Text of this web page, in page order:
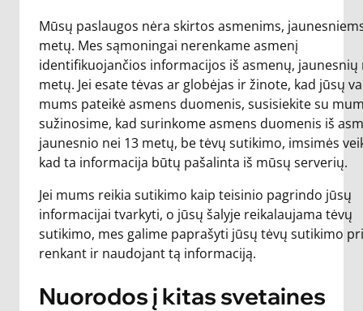
Mūsų paslaugos nėra skirtos asmenims,
metų. Mes sąmoningai nerenkame asmenį
identifikuojančios informacijos iš asmenų, jaunesnių
metų. Jei esate tėvas ar globėjas ir žinote, kad jūsų
mums pateikė asmens duomenis, susisiekite su
sužinosime, kad surinkome asmens duomenis iš
jaunesnio nei 13 metų, be tėvų sutikimo, imsimės
kad ta informacija būtų pašalinta iš mūsų serverių.
Jei mums reikia sutikimo kaip teisinio pagrindo jūsų
informacijai tvarkyti, o jūsų šalyje reikalaujama tėvų
sutikimo, mes galime paprašyti jūsų tėvų sutikimo
renkant ir naudojant tą informaciją.
Nuorodos į kitas svetaines